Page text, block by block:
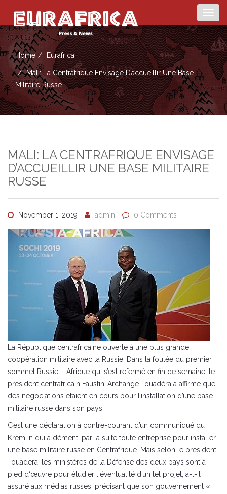
Home Eurafrica
Mali: La Centrafrique Envisage D’accueillir Une Base
Militaire Russe
MALI: LA CENTRAFRIQUE ENVISAGE
D’ACCUEILLIR UNE BASE MILITAIRE
RUSSE
November 1, 2019 admin 0 Comments
La République centrafricaine ouverte à une plus grande
coopération militaire avec la Russie. Dans la foulée du premier
sommet Russie – Afrique qui s’est refermé en fin de semaine, le
président centrafricain Faustin-Archange Touadéra a affirmé que
des négociations étaient en cours pour l’installation d’une base
militaire russe dans son pays.
C’est une déclaration à contre-courant d’un communiqué du
Kremlin qui a démenti par la suite toute entreprise pour installer
une base militaire russe en Centrafrique. Mais selon le président
Touadéra, les ministères de la Défense des deux pays sont à
pied d‘œuvre pour étudier l‘éventualité d’un tel projet, a-t-il
assuré aux médias russes, précisant que son gouvernement «